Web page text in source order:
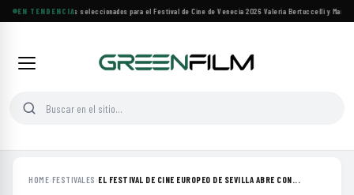
EN TENDENCIA
Siete filmes árabes seleccionados para el Festival de Cine de Venecia 2026·Valeria Bertuccelli y Martín
HOME›FESTIVALES ›EL FESTIVAL DE CINE EUROPEO DE SEVILLA ABRE CON...